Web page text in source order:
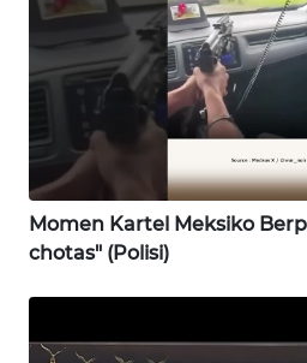
Momen Kartel Meksiko
chotas" (Polisi)
WN
MALUKU
MALUT
WN
DAIRI